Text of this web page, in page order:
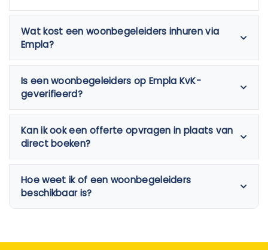
Wat kost een woonbegeleiders inhuren via
Empla?
Is een woonbegeleiders op Empla KvK-
geverifieerd?
Kan ik ook een offerte opvragen in plaats van
direct boeken?
Hoe weet ik of een woonbegeleiders
beschikbaar is?